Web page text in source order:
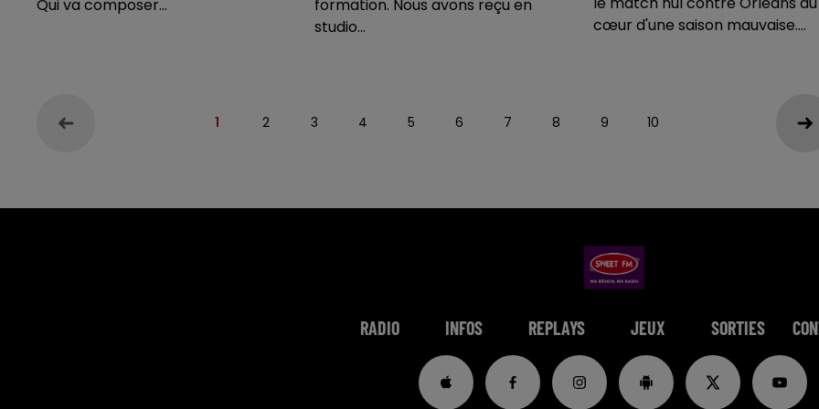
Qui va composer...
formation. Nous avons reçu en
studio...
cœur d'une saison mauvaise....
1 2 3 4 5 6 7 8 9 10
RADIO INFOS REPLAYS JEUX SORTIES